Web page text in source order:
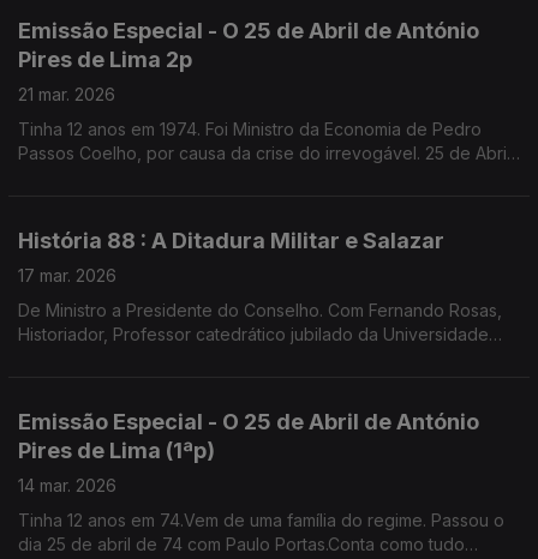
Emissão Especial - O 25 de Abril de António
Pires de Lima 2p
21 mar. 2026
Tinha 12 anos em 1974. Foi Ministro da Economia de Pedro
Passos Coelho, por causa da crise do irrevogável. 25 de Abril
História 88 : A Ditadura Militar e Salazar
17 mar. 2026
De Ministro a Presidente do Conselho. Com Fernando Rosas,
Historiador, Professor catedrático jubilado da Universidade
Emissão Especial - O 25 de Abril de António
Pires de Lima (1ªp)
14 mar. 2026
Tinha 12 anos em 74.Vem de uma família do regime. Passou o
dia 25 de abril de 74 com Paulo Portas.Conta como tudo